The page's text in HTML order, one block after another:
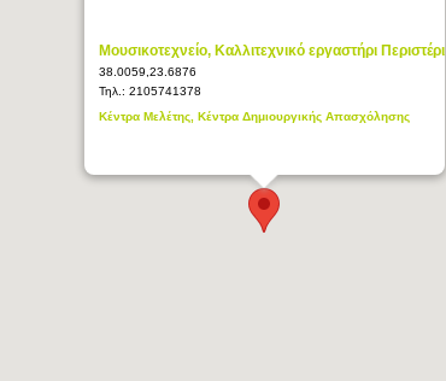
Μουσικοτεχνείο, Καλλιτεχνικό εργαστήρι Περιστέρι
38.0059,23.6876
Τηλ.: 2105741378
Κέντρα Μελέτης, Κέντρα Δημιουργικής Απασχόλησης